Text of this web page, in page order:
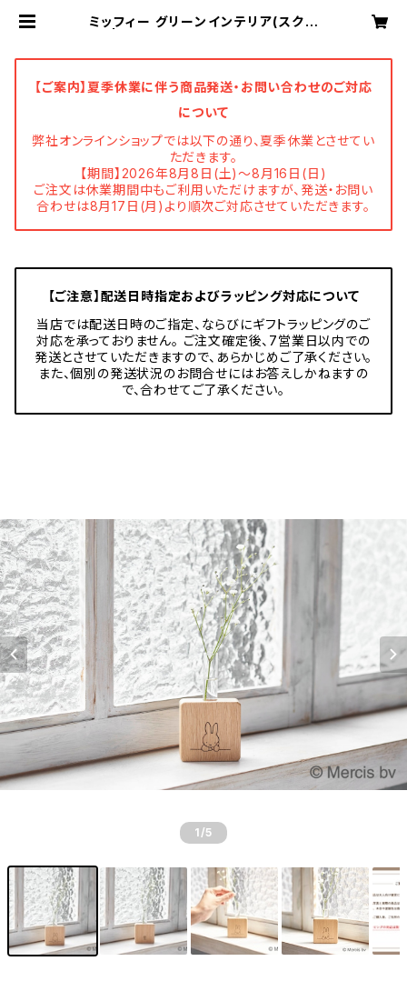
ミッフィー グリーンインテリア(スクエ
【ご案内】夏季休業に伴う商品発送・お問い合わせのご対応
について
弊社オンラインショップでは以下の通り、夏季休業とさせてい
ただきます。
【期間】2026年8月8日(土)～8月16日(日)
ご注文は休業期間中もご利用いただけますが、発送・お問い
合わせは8月17日(月)より順次ご対応させていただきます。
【ご注意】配送日時指定およびラッピング対応について
当店では配送日時のご指定、ならびにギフトラッピングのご
対応を承っておりません。 ご注文確定後、7営業日以内での
発送とさせていただきますので、あらかじめご了承ください。
また、個別の発送状況のお問合せにはお答えしかねますの
で、合わせてご了承ください。
1 /5